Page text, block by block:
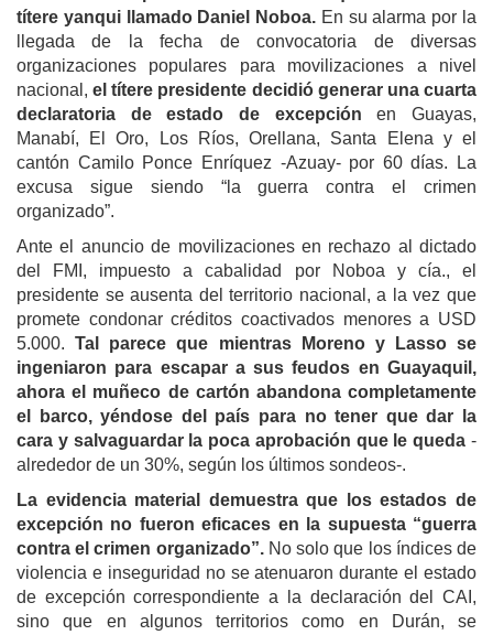
títere yanqui llamado Daniel Noboa. En su alarma por la
llegada de la fecha de convocatoria de diversas
organizaciones populares para movilizaciones a nivel
nacional,el títere presidente decidió generar una cuarta
declaratoria de estado de excepción en Guayas,
Manabí, El Oro, Los Ríos, Orellana, Santa Elena y el
cantón Camilo Ponce Enríquez -Azuay- por 60 días. La
excusa sigue siendo “la guerra contra el crimen
organizado”.
Ante el anuncio de movilizaciones en rechazo al dictado
del FMI, impuesto a cabalidad por Noboa y cía., el
presidente se ausenta del territorio nacional, a la vez que
promete condonar créditos coactivados menores a USD
5.000.Tal parece que mientras Moreno y Lasso se
ingeniaron para escapar a sus feudos en Guayaquil,
ahora el muñeco de cartón abandona completamente
el barco, yéndose del país para no tener que dar la
cara y salvaguardar la poca aprobación que le queda -
alrededor de un 30%, según los últimos sondeos-.
La evidencia material demuestra que los estados de
excepción no fueron eficaces en la supuesta “guerra
contra el crimen organizado”.No solo que los índices de
violencia e inseguridad no se atenuaron durante el estado
de excepción correspondiente a la declaración del CAI,
sino que en algunos territorios como en Durán, se